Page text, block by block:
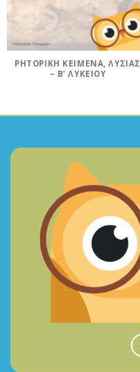
ΡΗΤΟΡΙΚΉ ΚΕΊΜΕΝΑ, ΛΥΣΊΑΣ
– Β’ ΛΥΚΕΊΟΥ